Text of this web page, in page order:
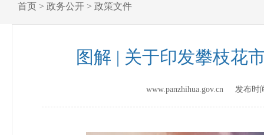
首页 > 政务公开 > 政策文件
图解 | 关于印发攀枝花
www.panzhihua.gov.cn 发布时